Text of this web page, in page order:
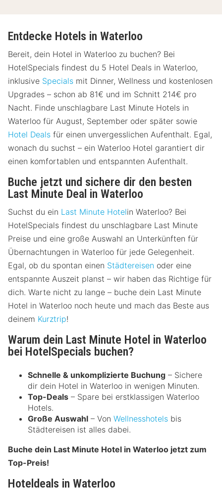
Entdecke Hotels in Waterloo
Bereit, dein Hotel in Waterloo zu buchen? Bei
HotelSpecials findest du 5 Hotel Deals in Waterloo,
inklusive Specials mit Dinner, Wellness und kostenlosen
Upgrades – schon ab 81€ und im Schnitt 214€ pro
Nacht. Finde unschlagbare Last Minute Hotels in
Waterloo für August, September oder später sowie
Hotel Deals für einen unvergesslichen Aufenthalt. Egal,
wonach du suchst – ein Waterloo Hotel garantiert dir
einen komfortablen und entspannten Aufenthalt.
Buche jetzt und sichere dir den besten
Last Minute Deal in Waterloo
Suchst du ein Last Minute Hotelin Waterloo? Bei
HotelSpecials findest du unschlagbare Last Minute
Preise und eine große Auswahl an Unterkünften für
Übernachtungen in Waterloo für jede Gelegenheit.
Egal, ob du spontan einen Städtereisen oder eine
entspannte Auszeit planst – wir haben das Richtige für
dich. Warte nicht zu lange – buche dein Last Minute
Hotel in Waterloo noch heute und mach das Beste aus
deinem Kurztrip!
Warum dein Last Minute Hotel in Waterloo
bei HotelSpecials buchen?
Schnelle & unkomplizierte Buchung – Sichere
dir dein Hotel in Waterloo in wenigen Minuten.
Top-Deals – Spare bei erstklassigen Waterloo
Hotels.
Große Auswahl – Von Wellnesshotels bis
Städtereisen ist alles dabei.
Buche dein Last Minute Hotel in Waterloo jetzt zum
Top-Preis!
Hoteldeals in Waterloo